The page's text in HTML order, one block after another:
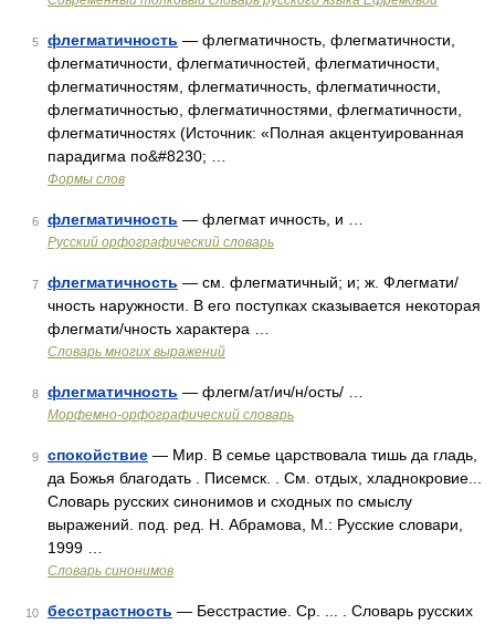
5 флегматичность — флегматичность, флегматичности,
флегматичности, флегматичностей, флегматичности,
флегматичностям, флегматичность, флегматичности,
флегматичностью, флегматичностями, флегматичности,
флегматичностях (Источник: «Полная акцентуированная
парадигма по&#8230; …
Формы слов
6 флегматичность — флегмат ичность, и …
Русский орфографический словарь
7 флегматичность — см. флегматичный; и; ж. Флегмати/
чность наружности. В его поступках сказывается некоторая
флегмати/чность характера …
Словарь многих выражений
8 флегматичность — флегм/ат/ич/н/ость/ …
Морфемно-орфографический словарь
9 спокойствие — Мир. В семье царствовала тишь да гладь,
да Божья благодать . Писемск. . См. отдых, хладнокровие...
Словарь русских синонимов и сходных по смыслу
выражений. под. ред. Н. Абрамова, М.: Русские словари,
1999 …
Словарь синонимов
10 бесстрастность — Бесстрастие. Ср. ... . Словарь русских